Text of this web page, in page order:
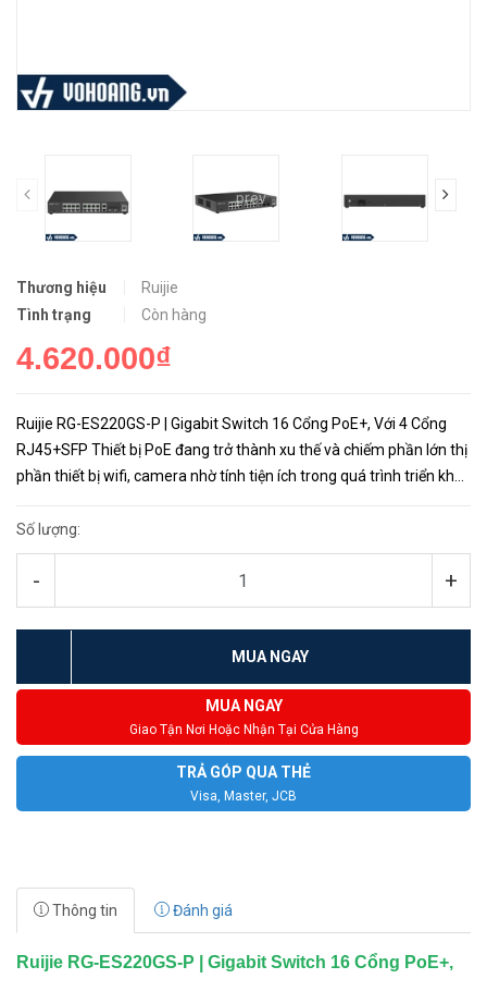
prev
Thương hiệu
Ruijie
Tình trạng
Còn hàng
4.620.000₫
Ruijie RG-ES220GS-P | Gigabit Switch 16 Cổng PoE+, Với 4 Cổng
RJ45+SFP Thiết bị PoE đang trở thành xu thế và chiếm phần lớn thị
phần thiết bị wifi, camera nhờ tính tiện ích trong quá trình triển khai,
Số lượng:
- +
MUA NGAY
MUA NGAY
Giao Tận Nơi Hoặc Nhận Tại Cửa Hàng
TRẢ GÓP QUA THẺ
Visa, Master, JCB
Thông tin Đánh giá
Ruijie RG-ES220GS-P | Gigabit Switch 16 Cổng PoE+,